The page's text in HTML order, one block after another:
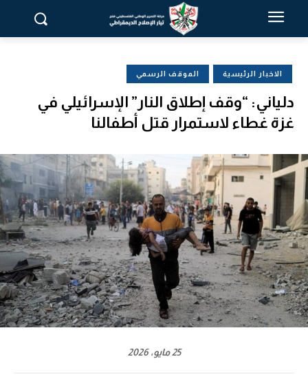
الاخبار الرئيسية الموقف الرسمي
دلياني: “وقف إطلاق النار” الإسرائيلي في
غزة غطاء لاستمرار قتل أطفالنا
25 مايو، 2026